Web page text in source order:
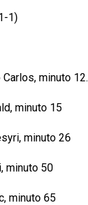
1)
minuto 12.
minuto 15
minuto 26
minuto 50
minuto 65